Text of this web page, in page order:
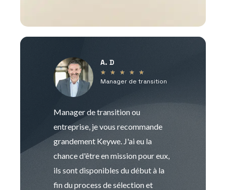
A. D
★ ★ ★ ★ ★
Manager de transition
Manager de transition ou
entreprise, je vous recommande
grandement Keywe. J'ai eu la
chance d'être en mission pour eux,
ils sont disponibles du début à la
fin du process de sélection et